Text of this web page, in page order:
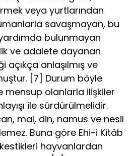
veya yurtlarından
savaşmayan, bu
bulunmayan
ve adalete dayanan
açıkça anlaşılmış ve
[7] Durum böyle
mensup olanlarla ilişkiler
ile sürdürülmelidir.
mal, din, namus ve nesil
Buna göre Ehi-i Kitâb
kestikleri hayvanlardan